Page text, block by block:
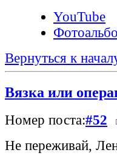
YouTube
Вернуться к
Вязка или
Номер поста:#52
Не переживай,